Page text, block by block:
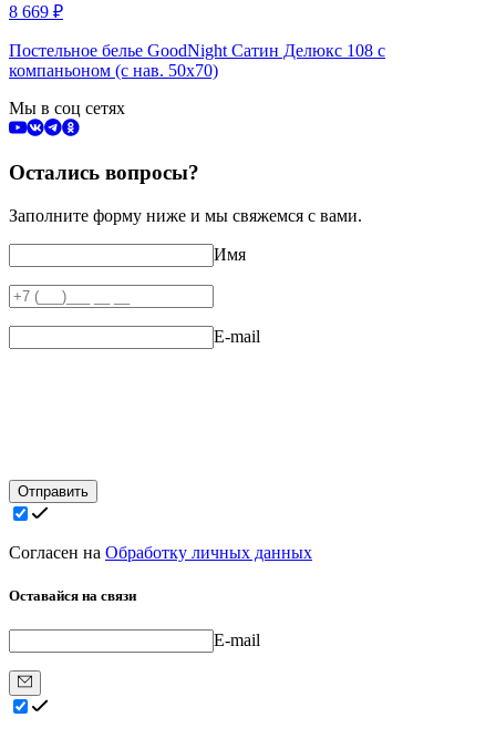
8 669 ₽
Постельное белье GoodNight Сатин Делюкс 108 с
компаньоном (с нав. 50х70)
Мы в соц сетях
Остались вопросы?
Заполните форму ниже и мы свяжемся с вами.
Имя
E-mail
Отправить
Согласен на Обработку личных данных
Оставайся на связи
E-mail